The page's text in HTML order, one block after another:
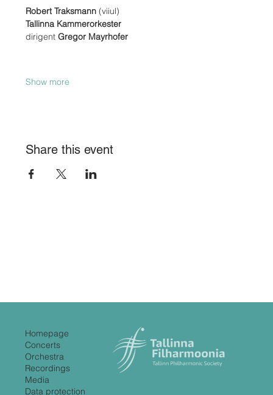
Robert Traksmann (viiul)
Tallinna Kammerorkester
dirigent Gregor Mayrhofer
Show more
Share this event
Homepage
Concerts
Orchestra
Recordings
Media
Data protection